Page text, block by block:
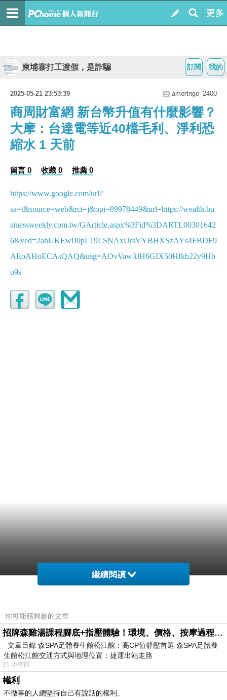
我的
訂閱
柬埔寨打工渡假，是詐騙
2025-05-21 23:53:39 amortrigo_2400
商周財富網 新台幣升值有什麼影響？
大摩：台達電等近40檔毛利、淨利恐
縮水 1 天前
留言 0 收藏 0 推薦 0
https://www.google.com/url?
sa=t&source=web&rct=j&opi=89978449&url=https://wealth.bu
sinessweekly.com.tw/GArticle.aspx%3Fid%3DARTL00301642
6&ved=2ahUKEwiJ0pL19LSNAxUrsVYBHXSzAYs4FBDF9
AEoAHoECAsQAQ&usg=AOvVaw3JH6GIX50Hfkb22y9Hb
o9s
繼續閱讀
你可能感興趣的文章
招牌森雞湯課程腳底+指壓體驗！環境、價格、按摩過程全紀錄，森SPA足體養生館松江館最新價格表
文章目錄 森SPA足體養生館松江館：高CP值舒壓首選 森SPA足體養
生館松江館交通方式與地理位置：捷運出站走路
21 小時前
權利
不做事的人總堅持自己有說話的權利。